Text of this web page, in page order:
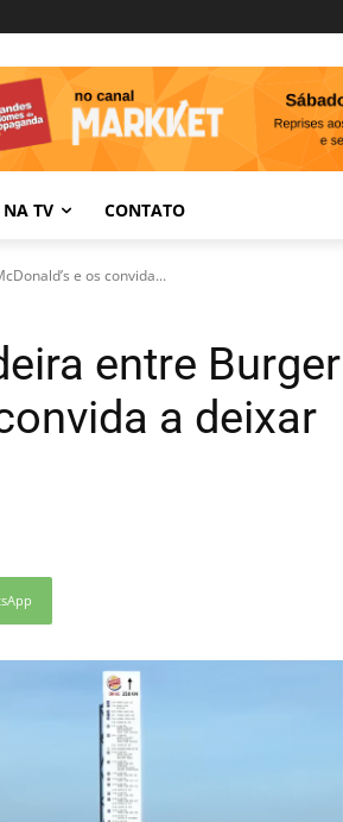
NA TV CONTATO
e os convida...
entre Burger
a deixar